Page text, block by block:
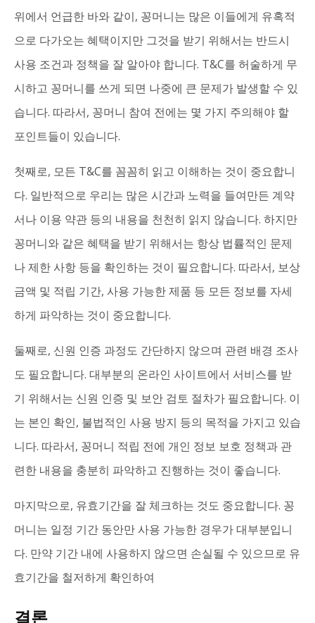
위에서 언급한 바와 같이, 꽁머니는 많은 이들에게 유혹적
으로 다가오는 혜택이지만 그것을 받기 위해서는 반드시
사용 조건과 정책을 잘 알아야 합니다. T&C를 허술하게 무
시하고 꽁머니를 쓰게 되면 나중에 큰 문제가 발생할 수 있
습니다. 따라서, 꽁머니 참여 전에는 몇 가지 주의해야 할
포인트들이 있습니다.
첫째로, 모든 T&C를 꼼꼼히 읽고 이해하는 것이 중요합니
다. 일반적으로 우리는 많은 시간과 노력을 들여만든 계약
서나 이용 약관 등의 내용을 천천히 읽지 않습니다. 하지만
꽁머니와 같은 혜택을 받기 위해서는 항상 법률적인 문제
나 제한 사항 등을 확인하는 것이 필요합니다. 따라서, 보상
금액 및 적립 기간, 사용 가능한 제품 등 모든 정보를 자세
하게 파악하는 것이 중요합니다.
둘째로, 신원 인증 과정도 간단하지 않으며 관련 배경 조사
도 필요합니다. 대부분의 온라인 사이트에서 서비스를 받
기 위해서는 신원 인증 및 보안 검토 절차가 필요합니다. 이
는 본인 확인, 불법적인 사용 방지 등의 목적을 가지고 있습
니다. 따라서, 꽁머니 적립 전에 개인 정보 보호 정책과 관
련한 내용을 충분히 파악하고 진행하는 것이 좋습니다.
마지막으로, 유효기간을 잘 체크하는 것도 중요합니다. 꽁
머니는 일정 기간 동안만 사용 가능한 경우가 대부분입니
다. 만약 기간 내에 사용하지 않으면 손실될 수 있으므로 유
효기간을 철저하게 확인하여
결론